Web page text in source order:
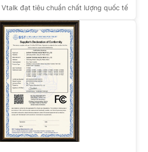
Vtalk đạt tiêu chuẩn chất lượng quốc tế